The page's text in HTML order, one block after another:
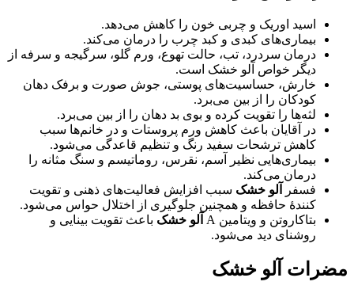
اسید اوریک و چربی خون را کاهش می‌دهد.
بیماری‌های کبدی و کبد چرب را درمان می‌کند.
درمان سردرد، تب، حالت تهوع، ورم گلو، سرگیجه و سرفه از
دیگر خواص آلو خشک است.
خارش، حساسیت‌های پوستی، جوش صورت و برفک دهان
کودکان را از بین می‌برد.
لثه‌ها را تقویت کرده و بوی بد دهان را از بین می‌برد.
در آقایان باعث کاهش ورم پروستات و در خانم‌ها سبب
کاهش ترشحات سفید رنگ و تنظیم قاعدگی می‌شود.
بیماری‌هایی نظیر آسم، نقرس، روماتیسم و سنگ مثانه را
درمان می‌کند.
فسفر
آلو خشک سبب افزایش فعالیت‌های ذهنی و تقویت
کنندۀ حافظه و همچنین جلوگیری از اختلال حواس می‌شود.
بتاکاروتن و ویتامین A
آلو خشک باعث تقویت بینایی و
روشنای دید می‌شود.
مضرات آلو خشک